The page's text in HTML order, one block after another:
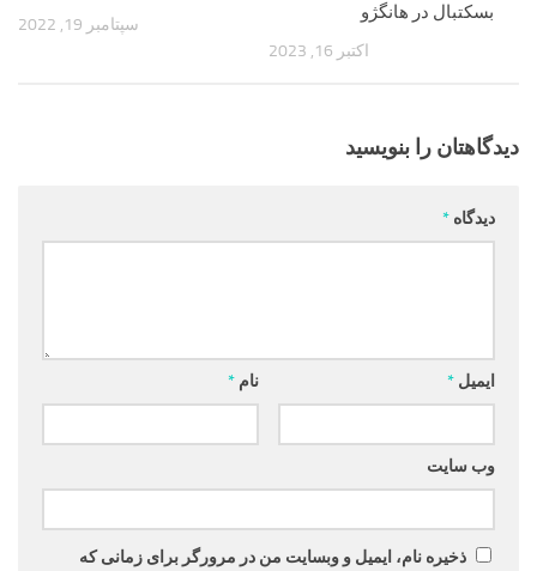
سپتامبر 19, 2022
بسکتبال در هانگژو
اکتبر 16, 2023
دیدگاهتان را بنویسید
دیدگاه *
نام * ایمیل *
وب‌ سایت
ذخیره نام، ایمیل و وبسایت من در مرورگر برای زمانی که